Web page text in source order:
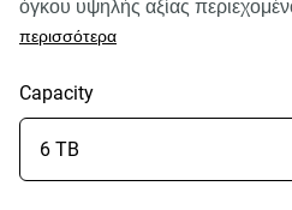
όγκου υψηλής αξίας
περισσότερα
Capacity